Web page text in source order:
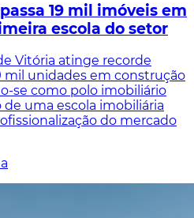
19 mil imóveis em
escola do setor
Vitória atinge recorde
mil unidades em construção
se como polo imobiliário
uma escola imobiliária
do mercado